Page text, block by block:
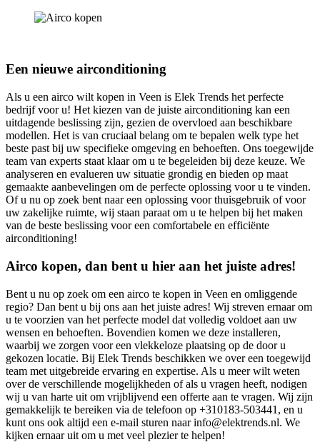
Een nieuwe airconditioning
Als u een airco wilt kopen in Veen is Elek Trends het perfecte
bedrijf voor u! Het kiezen van de juiste airconditioning kan een
uitdagende beslissing zijn, gezien de overvloed aan beschikbare
modellen. Het is van cruciaal belang om te bepalen welk type het
beste past bij uw specifieke omgeving en behoeften. Ons toegewijde
team van experts staat klaar om u te begeleiden bij deze keuze. We
analyseren en evalueren uw situatie grondig en bieden op maat
gemaakte aanbevelingen om de perfecte oplossing voor u te vinden.
Of u nu op zoek bent naar een oplossing voor thuisgebruik of voor
uw zakelijke ruimte, wij staan paraat om u te helpen bij het maken
van de beste beslissing voor een comfortabele en efficiënte
airconditioning!
Airco kopen, dan bent u hier aan het juiste adres!
Bent u nu op zoek om een airco te kopen in Veen en omliggende
regio? Dan bent u bij ons aan het juiste adres! Wij streven ernaar om
u te voorzien van het perfecte model dat volledig voldoet aan uw
wensen en behoeften. Bovendien komen we deze installeren,
waarbij we zorgen voor een vlekkeloze plaatsing op de door u
gekozen locatie. Bij Elek Trends beschikken we over een toegewijd
team met uitgebreide ervaring en expertise. Als u meer wilt weten
over de verschillende mogelijkheden of als u vragen heeft, nodigen
wij u van harte uit om vrijblijvend een offerte aan te vragen. Wij zijn
gemakkelijk te bereiken via de telefoon op +310183-503441, en u
kunt ons ook altijd een e-mail sturen naar info@elektrends.nl. We
kijken ernaar uit om u met veel plezier te helpen!